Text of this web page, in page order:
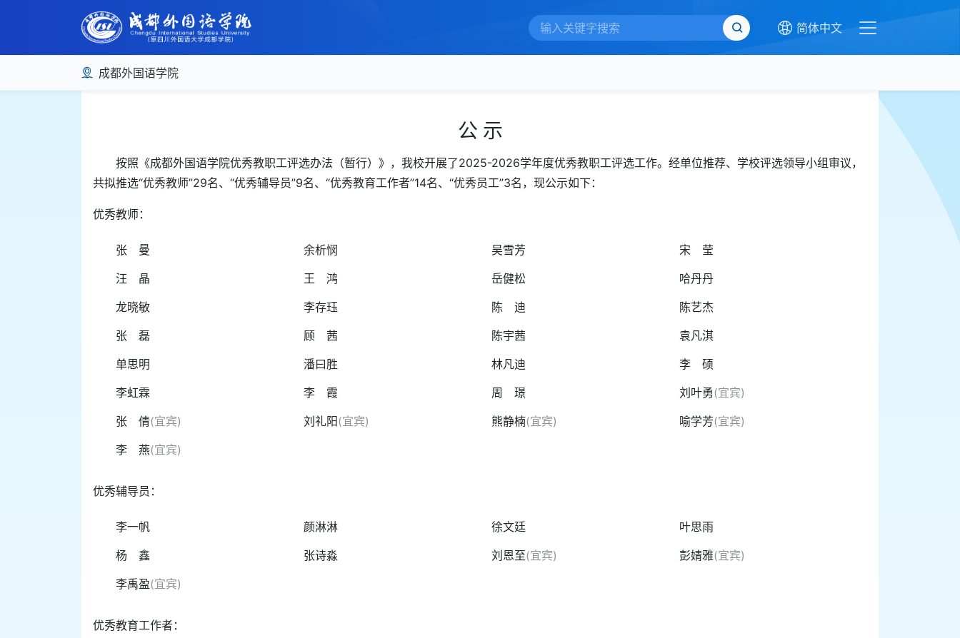
简体中文
成都外国语学院
公 示
按照《成都外国语学院优秀教职工评选办法（暂行）》，我校开展了2025-2026学年度优秀教职工评选工作。经单位推荐、学校评选领导小组审议，
共拟推选“优秀教师”29名、“优秀辅导员”9名、“优秀教育工作者”14名、“优秀员工”3名，现公示如下：
优秀教师：
张 曼 余析悯 吴雪芳
宋 莹
汪 晶
王 鸿 岳健松
哈丹丹
龙晓敏
李存珏 陈 迪
陈艺杰
张 磊
顾 茜 陈宇茜
袁凡淇
单思明
潘曰胜 林凡迪
李 硕
李虹霖
李 霞 周 璟 刘叶勇(宜宾)
张 倩(宜宾) 刘礼阳(宜宾) 熊静楠(宜宾) 喻学芳(宜宾)
李 燕(宜宾)
优秀辅导员：
李一帆 颜淋淋 徐文廷
叶思雨
杨 鑫
张诗淼 刘恩至(宜宾) 彭婧雅(宜宾)
李禹盈(宜宾)
优秀教育工作者：